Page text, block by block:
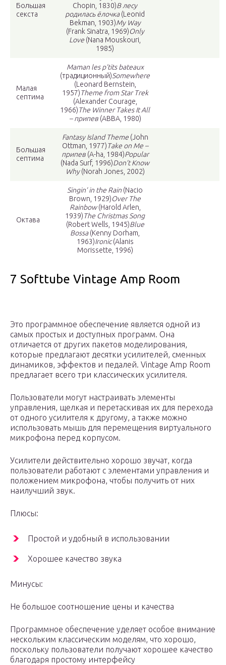
Большая
секста
Chopin, 1830)В лесу
родилась ёлочка(Leonid
Bekman, 1903)My Way
(Frank Sinatra, 1969)Only
Love (Nana Mouskouri,
1985)
Малая
септима
Maman les p’tits bateaux
(традиционный)Somewhere
(Leonard Bernstein,
1957)Theme from Star Trek
(Alexander Courage,
1966)The Winner Takes It All
– припев(ABBA, 1980)
Большая
септима
Fantasy Island Theme(John
Ottman, 1977)Take on Me –
припев(A-ha, 1984)Popular
(Nada Surf, 1996)Don’t Know
Why(Norah Jones, 2002)
Октава
Singin’ in the Rain (Nacio
Brown, 1929)Over The
Rainbow(Harold Arlen,
1939)The Christmas Song
(Robert Wells, 1945)Blue
Bossa(Kenny Dorham,
1963)Ironic(Alanis
Morissette, 1996)
7 Softtube Vintage Amp Room
Это программное обеспечение является одной из
самых простых и доступных программ. Она
отличается от других пакетов моделирования,
которые предлагают десятки усилителей, сменных
динамиков, эффектов и педалей. Vintage Amp Room
предлагает всего три классических усилителя.
Пользователи могут настраивать элементы
управления, щелкая и перетаскивая их для перехода
от одного усилителя к другому, а также можно
использовать мышь для перемещения виртуального
микрофона перед корпусом.
Усилители действительно хорошо звучат, когда
пользователи работают с элементами управления и
положением микрофона, чтобы получить от них
наилучший звук.
Плюсы:
Простой и удобный в использовании
Хорошее качество звука
Минусы:
Не большое соотношение цены и качества
Программное обеспечение уделяет особое внимание
нескольким классическим моделям, что хорошо,
поскольку пользователи получают хорошее качество
благодаря простому интерфейсу